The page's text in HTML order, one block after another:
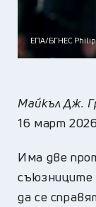
ЕПА/БГНЕС Philip
Майкъл Дж.
16 март 2026
Има две
да се